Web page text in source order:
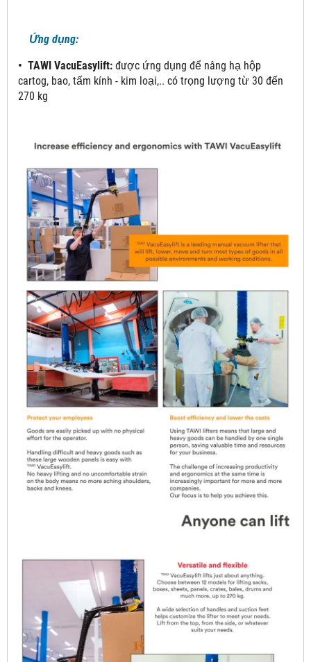
Ứng dụng:
• TAWI VacuEasylift: được ứng dụng để nâng hạ hộp
cartog, bao, tấm kính - kim loại,.. có trọng lượng từ 30 đến
270 kg